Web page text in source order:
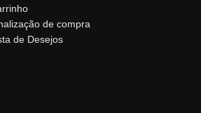
de compra
de Desejos